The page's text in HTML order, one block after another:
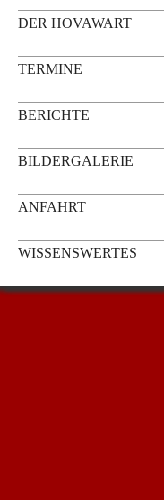
DER HOVAWART
TERMINE
BERICHTE
BILDERGALERIE
ANFAHRT
WISSENSWERTES